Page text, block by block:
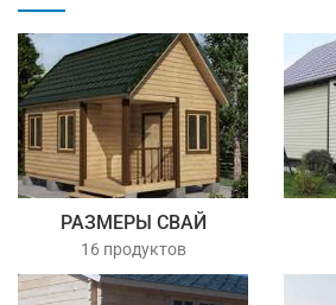
РАЗМЕРЫ СВАЙ
16 продуктов